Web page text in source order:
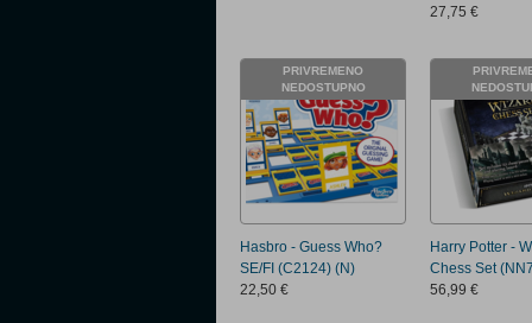
27,75 €
PRIVREMENO
NEDOSTUPNO
Hasbro - Guess Who?
SE/FI (C2124) (N)
22,50 €
Harry Potter -
Chess Set
56,99 €